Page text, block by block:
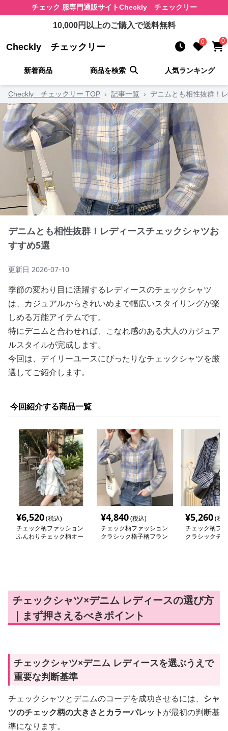
チェック 服専門通販サイトCheckly チェックリー
10,000円以上のご購入で送料無料
Checkly チェックリー 0 0
新着商品 商品を検索 人気ランキング
Checkly チェックリー TOP › 記事一覧 › デニムとも相性抜群！
デニムとも相性抜群！レディースチェックシャツお
すすめ5選
更新日 2026-07-10
季節の変わり目に活躍するレディースのチェックシャツ
は、カジュアルからきれいめまで幅広いスタイリングが楽
しめる万能アイテムです。
特にデニムと合わせれば、こなれ感のある大人のカジュア
ルスタイルが完成します。
今回は、デイリーユースにぴったりなチェックシャツを厳
選してご紹介します。
今回紹介する商品一覧
¥6,520(税込)
チェック柄ファッション
ふんわりチェック柄オー
¥4,840(税込)
チェック柄ファッション
クラシック格子柄フラン
¥5,260(税
チェック柄フ
クラシックチ
チェックシャツ×デニム レディースの選び方
｜まず押さえるべきポイント
チェックシャツ×デニム レディースを選ぶうえで
重要な判断基準
チェックシャツとデニムのコーデを成功させるには、 シャ
ツのチェック柄の大きさとカラーパレットが最初の判断基
準になります。